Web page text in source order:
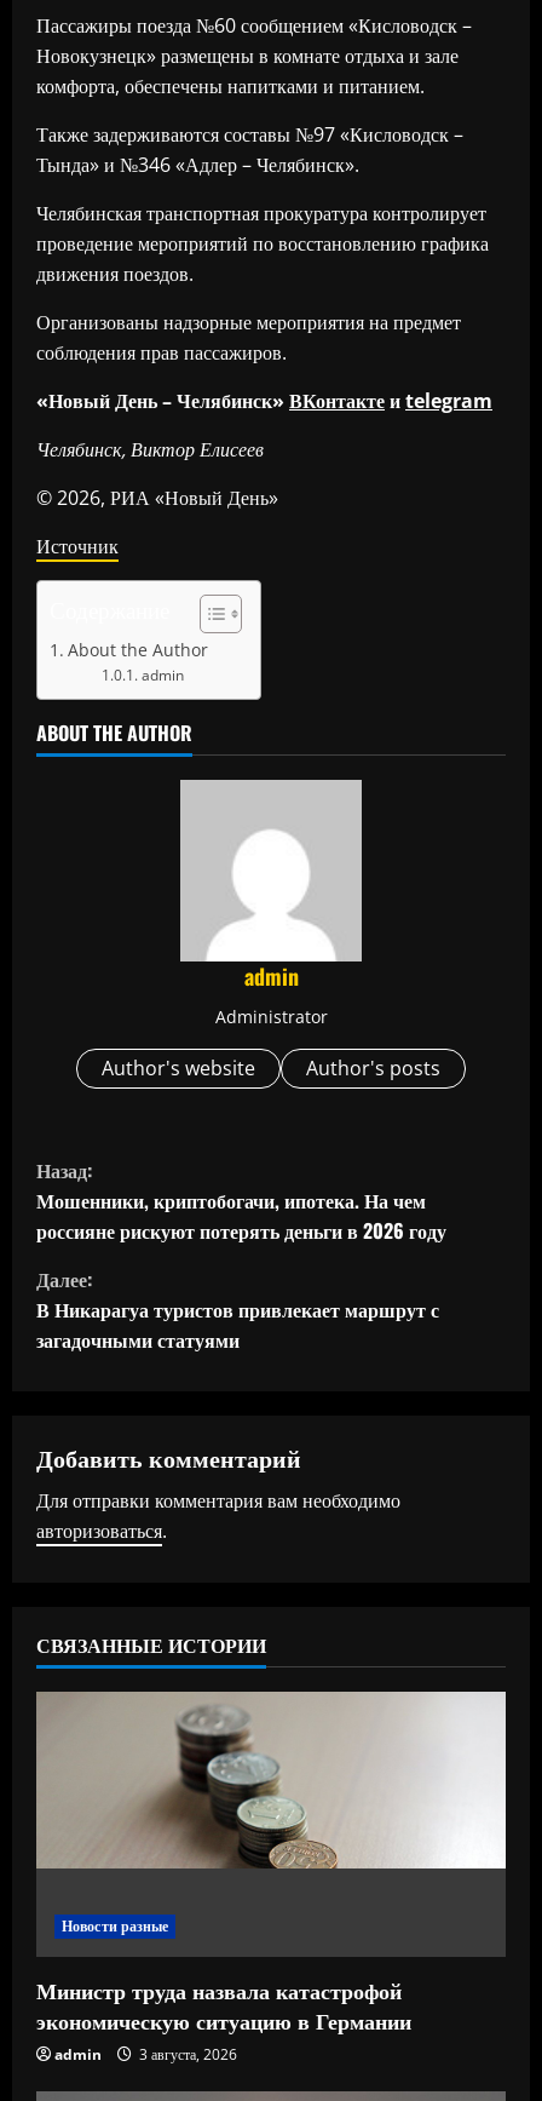
Пассажиры поезда №60 сообщением «Кисловодск –
Новокузнецк» размещены в комнате отдыха и зале
комфорта, обеспечены напитками и питанием.
Также задерживаются составы №97 «Кисловодск –
Тында» и №346 «Адлер – Челябинск».
Челябинская транспортная прокуратура контролирует
проведение мероприятий по восстановлению графика
движения поездов.
Организованы надзорные мероприятия на предмет
соблюдения прав пассажиров.
«Новый День – Челябинск» ВКонтактеиtelegram
Челябинск, Виктор Елисеев
© 2026, РИА «Новый День»
Источник
About the Author
admin
ABOUT THE AUTHOR
admin
Administrator
Author's website Author's posts
П
р
о
д
о
ж
и
ч
и
Назад:
Мошенники, криптобогачи, ипотека. На чем
россияне рискуют потерять деньги в 2026 году
Далее:
В Никарагуа туристов привлекает маршрут с
загадочными статуями
Добавить комментарий
Для отправки комментария вам необходимо
авторизоваться.
СВЯЗАННЫЕ ИСТОРИИ
Новости разные
Министр труда назвала катастрофой
экономическую ситуацию в Германии
admin 3 августа, 2026